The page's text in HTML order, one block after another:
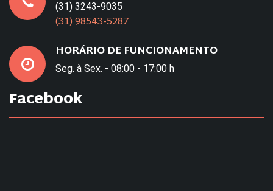
(31) 3243-9035
(31) 98543-5287
HORÁRIO DE FUNCIONAMENTO
Seg. à Sex. - 08:00 - 17:00 h
Facebook